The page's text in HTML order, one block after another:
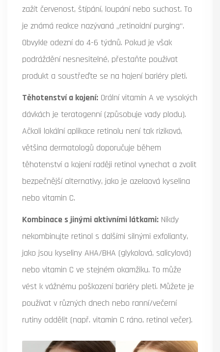
zažít červenost, štípání, loupání nebo suchost. To
je známá reakce nazývaná „retinoidní purging“.
Obvykle odezní do 4-6 týdnů. Pokud je však
podráždění nesnesitelné, přestaňte používat
produkt a soustřeďte se na hojení bariéry pleti.
Těhotenství a kojení: Orální vitamín A ve vysokých
dávkách je teratogenní (způsobuje vady plodu).
Ačkoli lokální aplikace retinolu není tak riziková,
většina dermatologů doporučuje během
těhotenství a kojení raději retinol vynechat a zvolit
bezpečnější alternativy, jako je azelaová kyselina
nebo vitamin C.
Kombinace s jinými aktivními látkami: Nikdy
nekombinujte retinol s dalšími silnými exfolianty,
jako jsou kyseliny AHA/BHA (glykolová, salicylová)
nebo vitamin C ve stejném okamžiku. To může
vést k vážnému poškození bariéry pleti. Můžete je
používat v různých dnech nebo ranní/večerní
rutiny oddělit (např. vitamin C ráno, retinol večer).